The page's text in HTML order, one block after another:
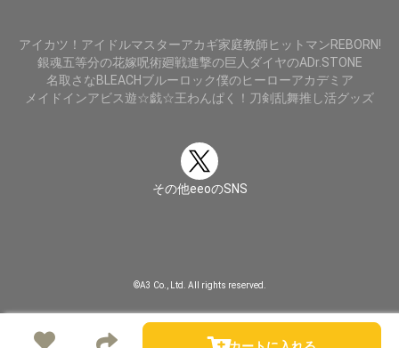
アイカツ！ アイドルマスターアカギ家庭教師ヒットマンREBORN!
銀魂五等分の花嫁呪術廻戦進撃の巨人 ダイヤのADr.STONE
名取さなBLEACHブルーロック僕のヒーローアカデミア
メイドインアビス遊☆戯☆王わんぱく！刀剣乱舞推し活グッズ
その他eeoのSNS
©A3 Co., Ltd. All rights reserved.